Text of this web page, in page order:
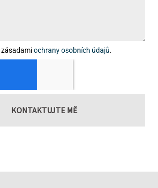
zásadamiochrany osobních údajů.
KONTAKTUJTE MĚ